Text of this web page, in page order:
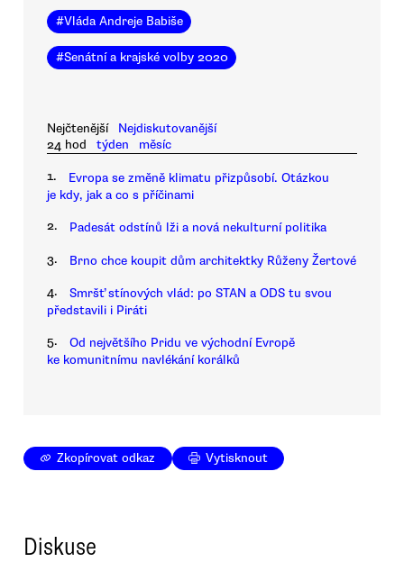
#Vláda Andreje Babiše
#Senátní a krajské volby 2020
Nejčtenější
Nejdiskutovanější
24 hod
týden měsíc
1.
Evropa se změně klimatu přizpůsobí. Otázkou
je kdy, jak a co s příčinami
2. Padesát odstínů lži a nová nekulturní politika
3. Brno chce koupit dům architektky Růženy Žertové
4.
Smršť stínových vlád: po STAN a ODS tu svou
představili i Piráti
5.
Od největšího Pridu ve východní Evropě
ke komunitnímu navlékání korálků
Zkopírovat odkaz Vytisknout
Diskuse